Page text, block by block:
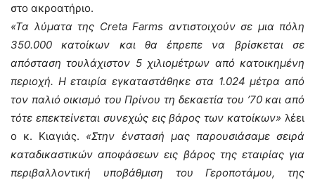
στο ακροατήριο.
«Τα λύματα της Creta Farms αντιστοιχούν σε μια πόλη
350.000 κατοίκων και θα έπρεπε να βρίσκεται σε
απόσταση τουλάχιστον 5 χιλιομέτρων από κατοικημένη
περιοχή. Η εταιρία εγκαταστάθηκε στα 1.024 μέτρα από
τον παλιό οικισμό του Πρίνου τη δεκαετία του ’70 και από
τότε επεκτείνεται συνεχώς εις βάρος των κατοίκων» λέει
ο κ. Κιαγιάς. «Στην ένστασή μας παρουσιάσαμε σειρά
καταδικαστικών αποφάσεων εις βάρος της εταιρίας για
περιβαλλοντική υποβάθμιση του Γεροποτάμου, της